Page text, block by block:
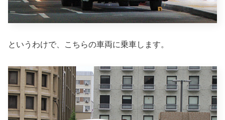
というわけで、こちらの車両に乗車します。